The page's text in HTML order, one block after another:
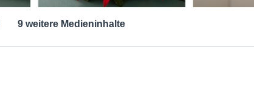
9 weitere Medieninhalte